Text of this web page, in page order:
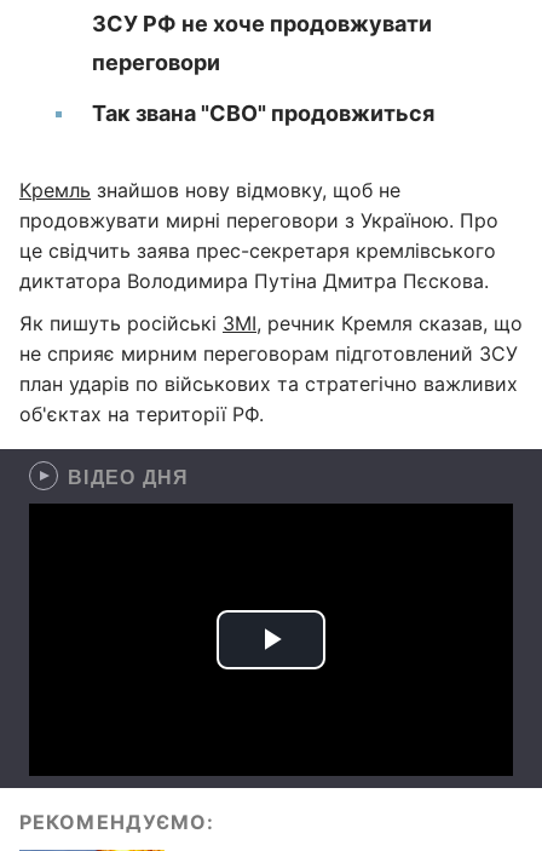
ЗСУ РФ не хоче продовжувати
переговори
Так звана "СВО" продовжиться
Кремль знайшов нову відмовку, щоб не
продовжувати мирні переговори з Україною. Про
це свідчить заява прес-секретаря кремлівського
диктатора Володимира Путіна Дмитра Пєскова.
Як пишуть російські ЗМІ, речник Кремля сказав, що
не сприяє мирним переговорам підготовлений ЗСУ
план ударів по військових та стратегічно важливих
об'єктах на території РФ.
ВІДЕО ДНЯ
РЕКОМЕНДУЄМО: